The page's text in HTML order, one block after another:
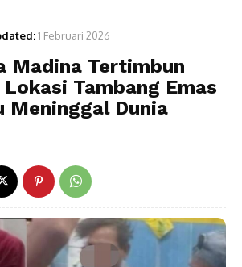
1 Februari 2026
Madina Tertimbun
Tambang Emas
Meninggal Dunia